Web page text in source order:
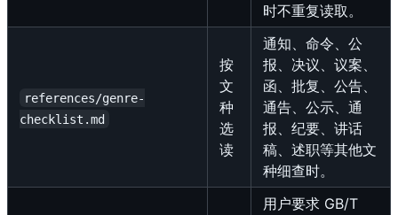
时不重复读取。
references/genre-
checklist.md
按
文
种
选
读
通知、命令、公
报、决议、议案、
函、批复、公告、
通告、公示、通
报、纪要、讲话
稿、述职等其他文
种细查时。
用户要求 GB/T